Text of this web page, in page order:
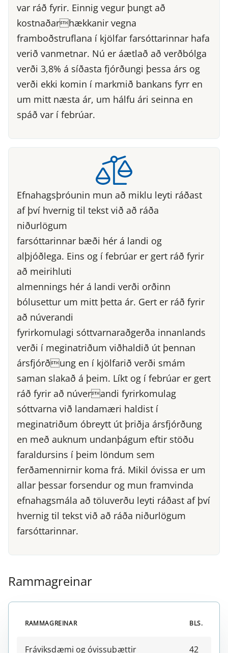
var ráð fyrir. Einnig vegur þungt að
kostnaðarhækkanir vegna
framboðstruflana í kjölfar farsóttarinnar hafa
verið vanmetnar. Nú er áætlað að verðbólga
verði 3,8% á síðasta fjórðungi þessa árs og
verði ekki komin í markmið bankans fyrr en
um mitt næsta ár, um hálfu ári seinna en
spáð var í febrúar.
Efnahagsþróunin mun að miklu leyti ráðast
af því hvernig til tekst við að ráða
niðurlögum
farsóttarinnar bæði hér á landi og
alþjóðlega. Eins og í febrúar er gert ráð fyrir
að meirihluti
almennings hér á landi verði orðinn
bólusettur um mitt þetta ár. Gert er ráð fyrir
að núverandi
fyrirkomulagi sóttvarnaraðgerða innanlands
verði í meginatriðum viðhaldið út þennan
ársfjórðung en í kjölfarið verði smám
saman slakað á þeim. Líkt og í febrúar er gert
ráð fyrir að núverandi fyrirkomulag
sóttvarna við landamæri haldist í
meginatriðum óbreytt út þriðja ársfjórðung
en með auknum undanþágum eftir stöðu
faraldursins í þeim löndum sem
ferðamennirnir koma frá. Mikil óvissa er um
allar þessar forsendur og mun framvinda
efnahagsmála að töluverðu leyti ráðast af því
hvernig til tekst við að ráða niðurlögum
farsóttarinnar.
Rammagreinar
RAMMAGREINAR BLS.
Fráviksdæmi og óvissuþættir 42